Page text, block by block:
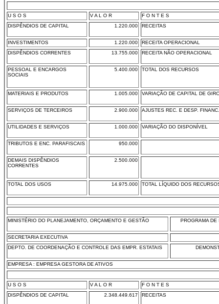
U S O S V A L O R
F O N T E S
DISPÊNDIOS DE CAPITAL
1.220.000 RECEITAS
INVESTIMENTOS 1.220.000
RECEITA OPERACIONAL
DISPÊNDIOS CORRENTES
13.755.000 RECEITA NÃO OPERACIONAL
PESSOAL E ENCARGOS
SOCIAIS
5.400.000 TOTAL DOS RECURSOS
MATERIAIS E PRODUTOS 1.005.000 VARIAÇÃO DE CAPITAL DE
SERVIÇOS DE TERCEIROS 2.900.000 AJUSTES REC. E DESP. FINANC.
UTILIDADES E SERVIÇOS 1.000.000 VARIAÇÃO DO DISPONÍVEL
TRIBUTOS E ENC. PARAFISCAIS 950.000
DEMAIS DISPÊNDIOS
CORRENTES
2.500.000
TOTAL DOS USOS 14.975.000 TOTAL LÍQUIDO DOS
MINISTÉRIO DO PLANEJAMENTO, ORÇAMENTO E GESTÃO PROGRAMA
SECRETARIA EXECUTIVA
DEPTO. DE COORDENAÇÃO E CONTROLE DAS EMPR. ESTATAIS
EMPRESA : EMPRESA GESTORA DE ATIVOS
U S O S V A L O R
F O N T E S
DISPÊNDIOS DE CAPITAL
2.348.449.617 RECEITAS